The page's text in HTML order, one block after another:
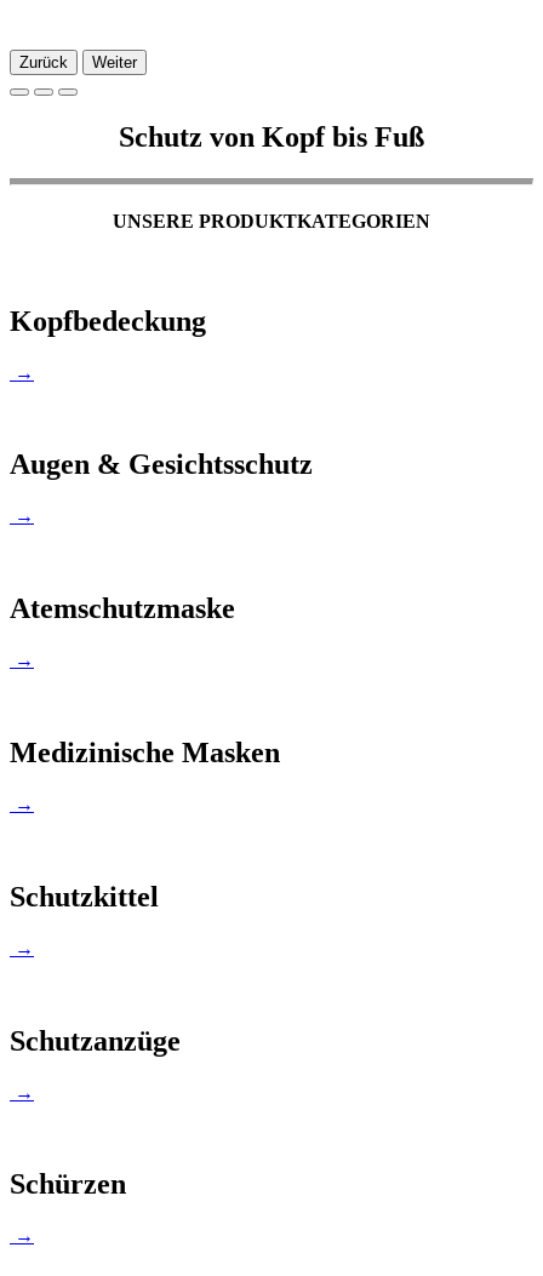
Zurück Weiter
Schutz von Kopf bis Fuß
UNSERE PRODUKTKATEGORIEN
Kopfbedeckung
→
Augen & Gesichtsschutz
→
Atemschutzmaske
→
Medizinische Masken
→
Schutzkittel
→
Schutzanzüge
→
Schürzen
→